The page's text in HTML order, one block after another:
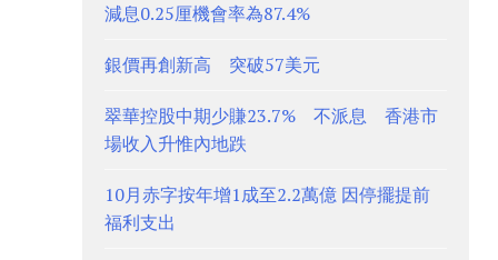
減息0.25厘機會率為87.4%
銀價再創新高 突破57美元
翠華控股中期少賺23.7% 不派息 香港市
場收入升惟內地跌
10月赤字按年增1成至2.2萬億 因停擺提前
福利支出